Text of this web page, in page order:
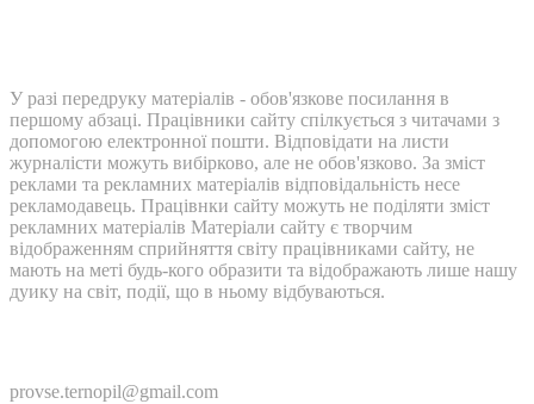
У разі передруку матеріалів - обов'язкове посилання в
першому абзаці. Працівники сайту спілкується з читачами з
допомогою електронної пошти. Відповідати на листи
журналісти можуть вибірково, але не обов'язково. За зміст
реклами та рекламних матеріалів відповідальність несе
рекламодавець. Працівнки сайту можуть не поділяти зміст
рекламних матеріалів Матеріали сайту є творчим
відображенням сприйняття світу працівниками сайту, не
мають на меті будь-кого образити та відображають лише нашу
дуику на світ, події, що в ньому відбуваються.
provse.ternopil@gmail.com